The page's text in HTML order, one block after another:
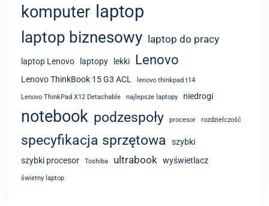
komputer laptop
laptop biznesowy laptop do pracy
laptop Lenovo laptopy lekki Lenovo
Lenovo ThinkBook 15 G3 ACL lenovo thinkpad t14
Lenovo ThinkPad X12 Detachable najlepsze laptopy niedrogi
notebook podzespoły procesor rozdzielczość
specyfikacja sprzętowa
szybki
szybki procesor
Toshiba ultrabook wyświetlacz
świetny laptop